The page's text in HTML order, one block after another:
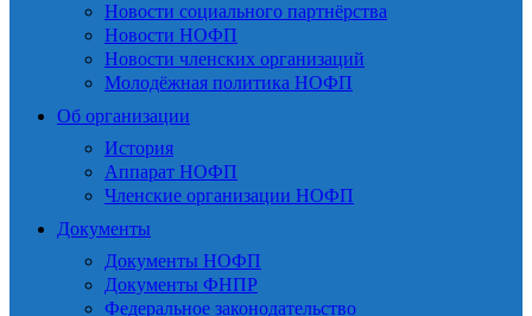
Новости социального партнёрства
Новости НОФП
Новости членских организаций
Молодёжная политика НОФП
Об организации
История
Аппарат НОФП
Членские организации НОФП
Документы
Документы НОФП
Документы ФНПР
Федеральное законодательство